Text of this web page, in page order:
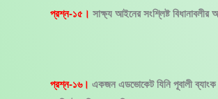
প্রশ্ন-১৫। সাক্ষ্য আইনের সংশ্লিষ্ট
প্রশ্ন-১৬। একজন এডভোকেট যিনি পূবালী ব্যাংক